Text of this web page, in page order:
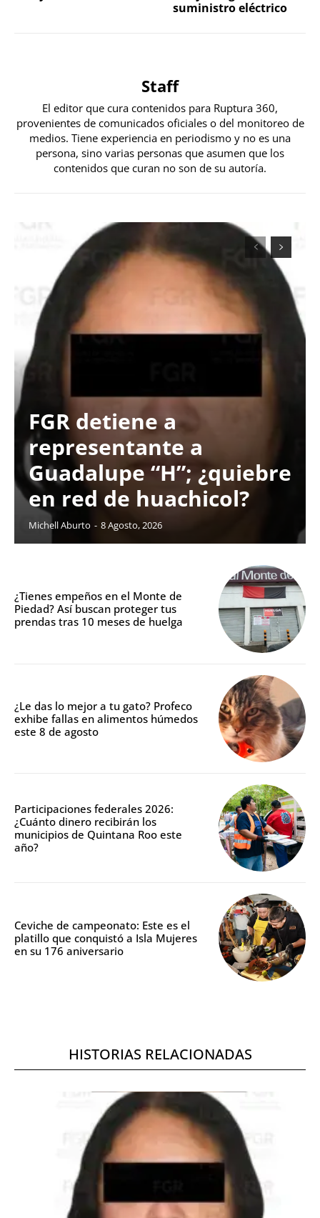
suministro eléctrico
Staff
El editor que cura contenidos para Ruptura 360,
provenientes de comunicados oficiales o del monitoreo de
medios. Tiene experiencia en periodismo y no es una
persona, sino varias personas que asumen que los
contenidos que curan no son de su autoría.
FGR detiene a
representante a
Guadalupe “H”; ¿quiebre
en red de huachicol?
Michell Aburto - 8 Agosto, 2026
¿Tienes empeños en el Monte de
Piedad? Así buscan proteger tus
prendas tras 10 meses de huelga
¿Le das lo mejor a tu gato? Profeco
exhibe fallas en alimentos húmedos
este 8 de agosto
Participaciones federales 2026:
¿Cuánto dinero recibirán los
municipios de Quintana Roo este
año?
Ceviche de campeonato: Este es el
platillo que conquistó a Isla Mujeres
en su 176 aniversario
HISTORIAS RELACIONADAS